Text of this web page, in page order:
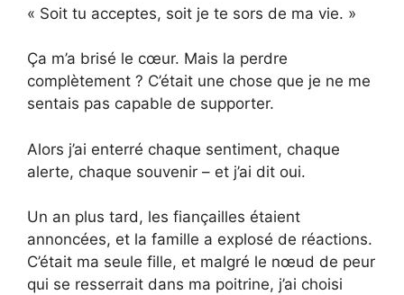
« Soit tu acceptes, soit je te sors de ma vie. »
Ça m’a brisé le cœur. Mais la perdre
complètement ? C’était une chose que je ne me
sentais pas capable de supporter.
Alors j’ai enterré chaque sentiment, chaque
alerte, chaque souvenir – et j’ai dit oui.
Un an plus tard, les fiançailles étaient
annoncées, et la famille a explosé de réactions.
C’était ma seule fille, et malgré le nœud de peur
qui se resserrait dans ma poitrine, j’ai choisi